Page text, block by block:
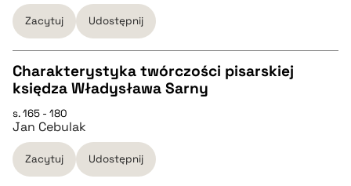
pobierz cytat
BIBTEX
pobierz cytat
Zacytuj Udostępnij
CZYSTY TEKST
pobierz cytat
Charakterystyka twórczości pisarskiej
księdza Władysława Sarny
s. 165 - 180
Jan Cebulak
Zacytuj Udostępnij